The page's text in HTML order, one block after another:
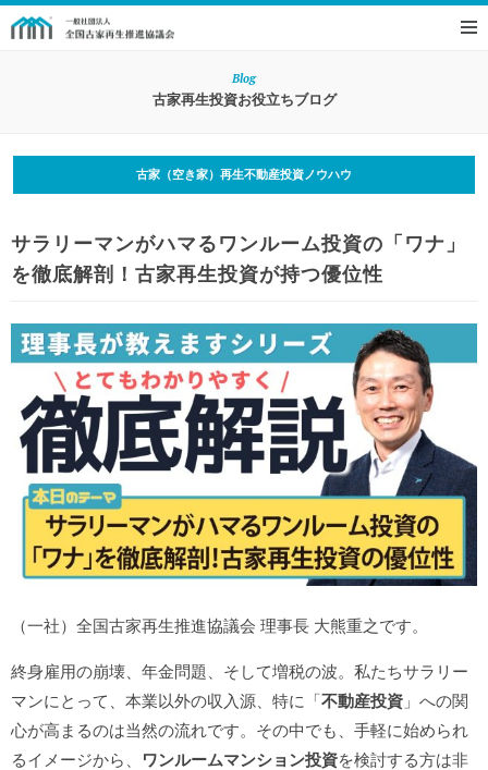
Blog
古家再生投資お役立ちブログ
古家（空き家）再生不動産投資ノウハウ
サラリーマンがハマるワンルーム投資の「ワナ」
を徹底解剖！古家再生投資が持つ優位性
（一社）全国古家再生推進協議会 理事長 大熊重之です。
終身雇用の崩壊、年金問題、そして増税の波。私たちサラリー
マンにとって、本業以外の収入源、特に「不動産投資 」への関
心が高まるのは当然の流れです。その中でも、手軽に始められ
るイメージから、
ワンルームマンション投資を検討する方は非